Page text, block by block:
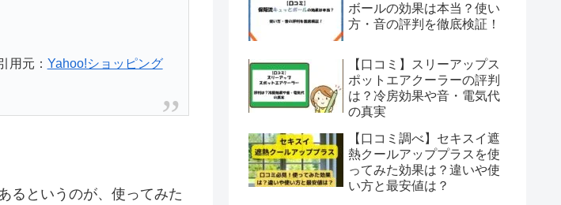
用元： Yahoo!ショッピング
るというのが、使ってみた
ボールの効果は本当？使い
方・音の評判を徹底検証！
【口コミ】スリーアップス
ポットエアクーラーの評判
は？冷房効果や音・電気代
の真実
【口コミ調べ】セキスイ遮
熱クールアッププラスを使
ってみた効果は？違いや使
い方と最安値は？